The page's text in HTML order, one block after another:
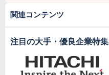
関連コンテンツ
注目の大手・優良企業特集